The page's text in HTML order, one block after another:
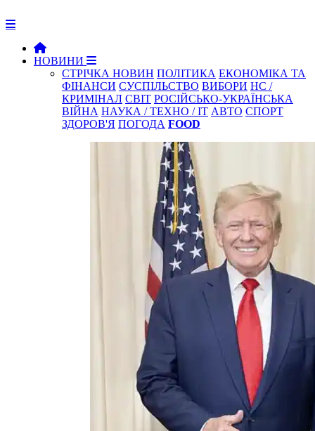
НОВИНИ
СТРІЧКА НОВИН ПОЛІТИКА ЕКОНОМІКА ТА
ФІНАНСИ СУСПІЛЬСТВО ВИБОРИ НС /
КРИМІНАЛ СВІТ РОСІЙСЬКО-УКРАЇНСЬКА
ВІЙНА НАУКА / ТЕХНО / IT АВТО СПОРТ
ЗДОРОВ'Я ПОГОДА FOOD